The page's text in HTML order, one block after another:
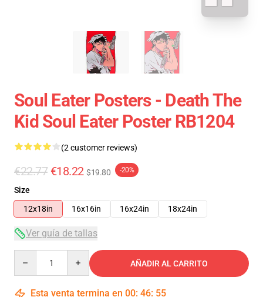
Soul Eater Posters - Death The
Kid Soul Eater Poster RB1204
(2 customer reviews)
€22.77 €18.22 $19.80 -20%
Size
12x18in
16x16in 16x24in 18x24in
Ver guía de tallas
AÑADIR AL CARRITO
Esta venta termina en 00: 46: 54